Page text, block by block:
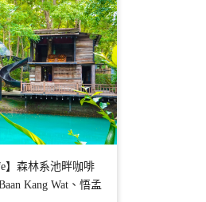
】森林系池畔咖啡
Kang Wat、悟孟